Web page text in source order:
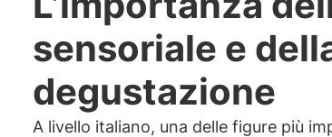
sensoriale e
degustazione
A livello italiano, una delle figure più